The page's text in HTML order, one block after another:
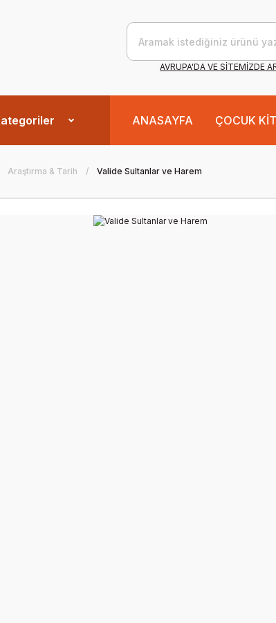
AVRUPA'DA VE SİTEMİZDE
ANASAYFA ÇOCUK
Araştırma & Tarih Valide Sultanlar ve Harem